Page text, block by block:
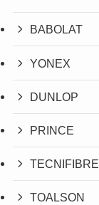
BABOLAT
YONEX
DUNLOP
PRINCE
TECNIFIBRE
TOALSON